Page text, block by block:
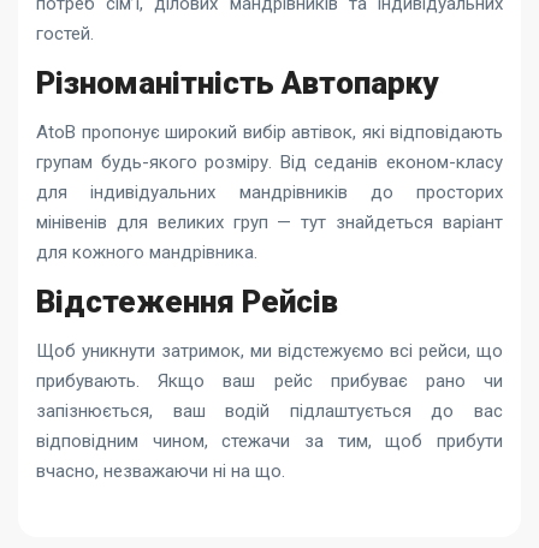
гостей.
Різноманітність Автопарку
AtoB пропонує широкий вибір автівок, які відповідають
групам будь-якого розміру. Від седанів економ-класу
для індивідуальних мандрівників до просторих
мінівенів для великих груп — тут знайдеться варіант
для кожного мандрівника.
Відстеження Рейсів
Щоб уникнути затримок, ми відстежуємо всі рейси, що
прибувають. Якщо ваш рейс прибуває рано чи
запізнюється, ваш водій підлаштується до вас
відповідним чином, стежачи за тим, щоб прибути
вчасно, незважаючи ні на що.